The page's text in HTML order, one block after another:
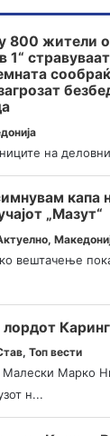
800 жители
1“
на
капа
„Мазут“
,
вештачење
лордот
, Топ вести
Марко
н...